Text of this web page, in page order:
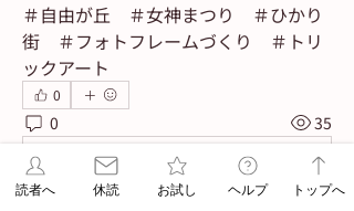
＃自由が丘　＃女神まつり　＃ひかり
街　＃フォトフレームづくり　＃トリ
ックアート
0
0 35
Write a comment...
読者へ 休読 お試し ヘルプ トップへ